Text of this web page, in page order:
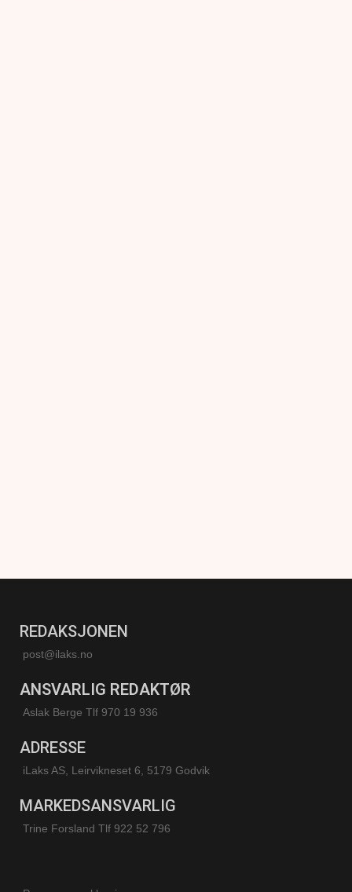
REDAKSJONEN
post@ilaks.no
ANSVARLIG REDAKTØR
Aslak Berge Tlf 970 19 936
ADRESSE
iLaks AS, Leirvikneset 6, 5179 Godvik
MARKEDSANSVARLIG
Trine Forsland Tlf 922 52 796